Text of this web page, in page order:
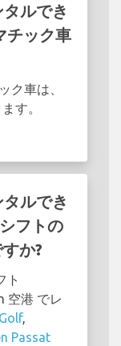
ルでき
チック車
ク車は、
す。
ルでき
フトの
か?
ト
空港 でレ
,
Passat